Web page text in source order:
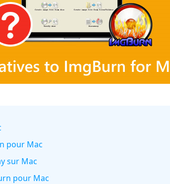
pour Mac
sur Mac
pour Mac